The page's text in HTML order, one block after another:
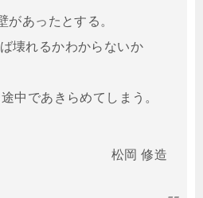
があったとする。
壊れるかわからないか
中であきらめてしまう。
松岡 修造